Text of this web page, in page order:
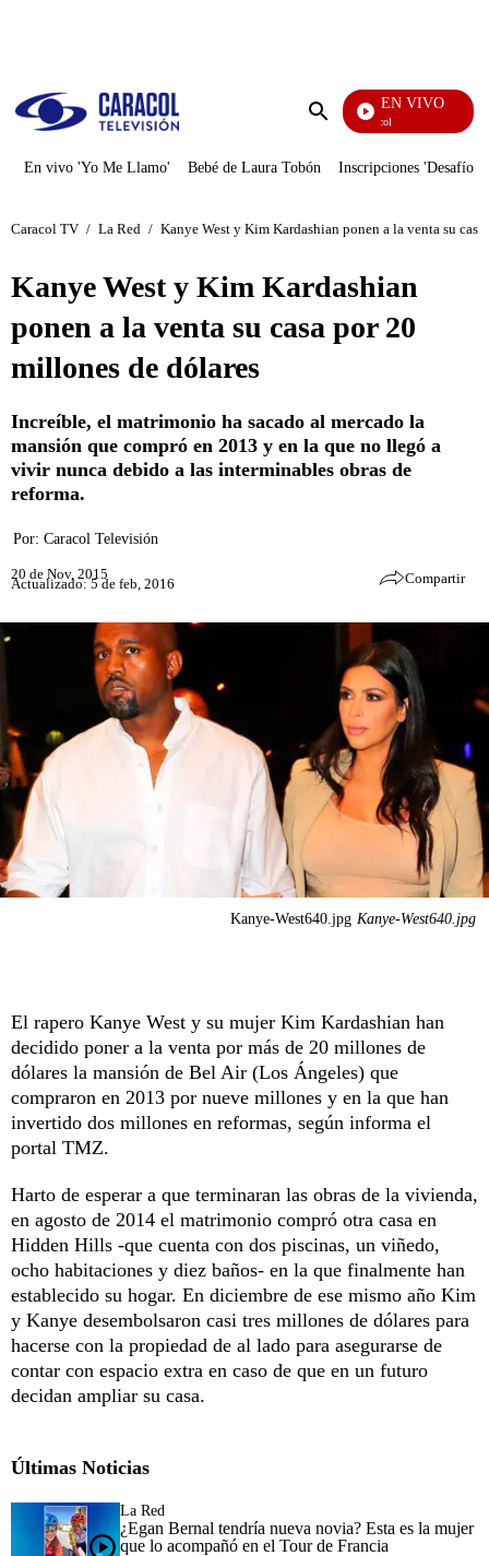
Enviar
EN VIVO
Noticias Caracol
En vivo 'Yo Me Llamo' Bebé de Laura Tobón Inscripciones 'Desafío'
Caracol TV / La Red / Kanye West y Kim Kardashian ponen a la venta su
Kanye West y Kim Kardashian
ponen a la venta su casa por 20
millones de dólares
Increíble, el matrimonio ha sacado al mercado la
mansión que compró en 2013 y en la que no llegó a
vivir nunca debido a las interminables obras de
reforma.
Por: Caracol Televisión
20 de Nov, 2015
Actualizado: 5 de feb, 2016 Compartir
Kanye-West640.jpg Kanye-West640.jpg
El rapero Kanye West y su mujer Kim Kardashian han
decidido poner a la venta por más de 20 millones de
dólares la mansión de Bel Air (Los Ángeles) que
compraron en 2013 por nueve millones y en la que han
invertido dos millones en reformas, según informa el
portal TMZ.
Harto de esperar a que terminaran las obras de la vivienda,
en agosto de 2014 el matrimonio compró otra casa en
Hidden Hills -que cuenta con dos piscinas, un viñedo,
ocho habitaciones y diez baños- en la que finalmente han
establecido su hogar. En diciembre de ese mismo año Kim
y Kanye desembolsaron casi tres millones de dólares para
hacerse con la propiedad de al lado para asegurarse de
contar con espacio extra en caso de que en un futuro
decidan ampliar su casa.
Últimas Noticias
La Red
¿Egan Bernal tendría nueva novia? Esta es la mujer
que lo acompañó en el Tour de Francia